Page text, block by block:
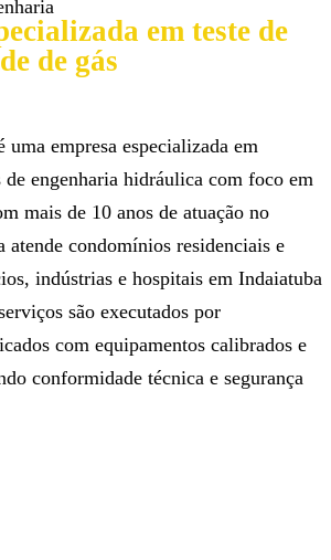
em teste de
de gás
uma empresa especializada em
de engenharia hidráulica com foco em
mais de 10 anos de atuação no
atende condomínios residenciais e
indústrias e hospitais em Indaiatuba
são executados por
com equipamentos calibrados e
conformidade técnica e segurança